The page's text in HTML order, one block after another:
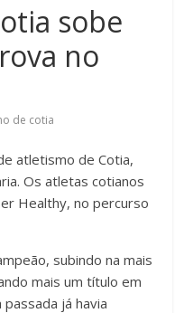
sobe
no
de cotia
atletismo de Cotia,
Os atletas cotianos
Healthy, no percurso
subindo na mais
mais um título em
já havia